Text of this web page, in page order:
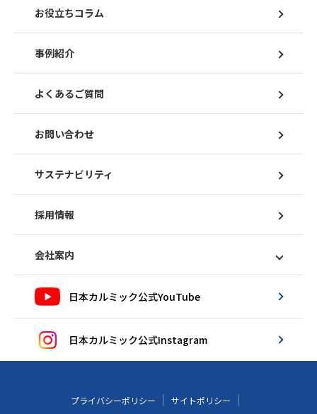
お役立ちコラム
事例紹介
よくあるご質問
お問い合わせ
サステナビリティ
採用情報
会社案内
日本カルミック公式YouTube
日本カルミック公式Instagram
プライバシーポリシー サイトポリシー